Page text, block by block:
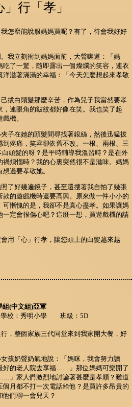
」行「孝」
怎麼能說服媽媽買呢？有了，待會我好好
我立刻衝到媽媽面前，大聲嚷道：「媽
了一驚，隨即露出一個燦爛的笑容，連衣
溢著滿滿的幸福：「今天怎麼想起來孝敬
拔白頭髮那麼辛苦，作為兒子我當然要孝
連眼角的皺紋都好像在笑。我也笑了起
機。
子在她的頭髮間尋找著銀絲，然後迅猛拔
疼痛，笑容卻依舊不改。一根、兩根、三
白頭髮的呀？是平時輔導我溫習時？是在外
煩惱時？我的心裏突然很不是滋味。媽媽
過要孝敬她。
了好幾遍鏡子，甚至還摟著我自拍了幾張
款的遊戲機時還要高興。原來做一件小小的
慚愧的是，我卻不是真心盡孝。如果讓媽
定會很傷心吧？這麼一想，買遊戲機的請
用「心」行孝，讓您頭上的白髮越來越
組(中文組)亞軍
校：秀明小學 班級：5D
，整個家族三代同堂來到我家開大餐，好
孩奶聲奶氣地說：「媽咪，我會努力讀
好的老人院去享福……」那位媽媽可樂開了
」家人們激烈地討論著甚麼是孝順？難道
月都不打一次電話給他？是買許多昂貴的
們聊一會兒天？